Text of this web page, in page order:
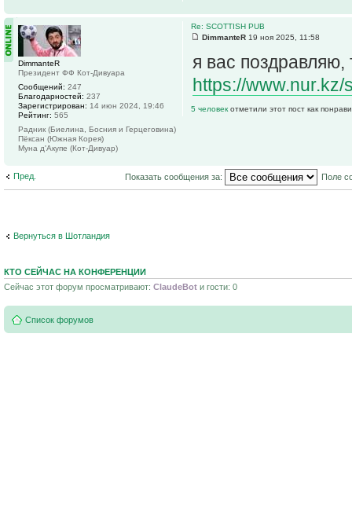
Re: SCOTTISH PUB
DimmanteR 19 ноя 2025, 11:58
я вас
https://
5 человекотметили этот пост как
DimmanteR
Президент ФФ Кот-Дивуара
Сообщений: 247
Благодарностей: 237
Зарегистрирован: 14 июн 2024, 19:46
Рейтинг: 565
Радник (Биелина, Босния и Герцеговина)
Пёксан (Южная Корея)
Муна д'Акупе (Кот-Дивуар)
Пред. Показать сообщения за: Поле
Вернуться в Шотландия
КТО СЕЙЧАС НА КОНФЕРЕНЦИИ
Сейчас этот форум просматривают: ClaudeBot и гости: 0
Список форумов